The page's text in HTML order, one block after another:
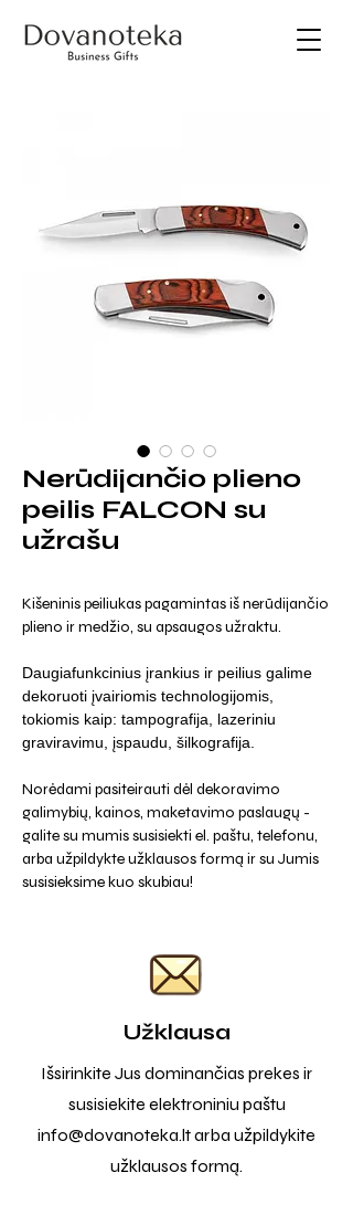
Nerūdijančio plieno
peilis FALCON su
užrašu
Kišeninis peiliukas pagamintas iš nerūdijančio
plieno ir medžio, su apsaugos užraktu.
Daugiafunkcinius įrankius ir peilius galime
dekoruoti įvairiomis technologijomis,
tokiomis kaip: tampografija, lazeriniu
graviravimu, įspaudu, šilkografija.
Norėdami pasiteirauti dėl dekoravimo
galimybių, kainos, maketavimo paslaugų -
galite su mumis susisiekti el. paštu, telefonu,
arba užpildykte užklausos formą ir su Jumis
susisieksime kuo skubiau!
Užklausa
Išsirinkite Jus dominančias prekes ir
susisiekite elektroniniu paštu
info@dovanoteka.ltarba užpildykite
užklausos formą.